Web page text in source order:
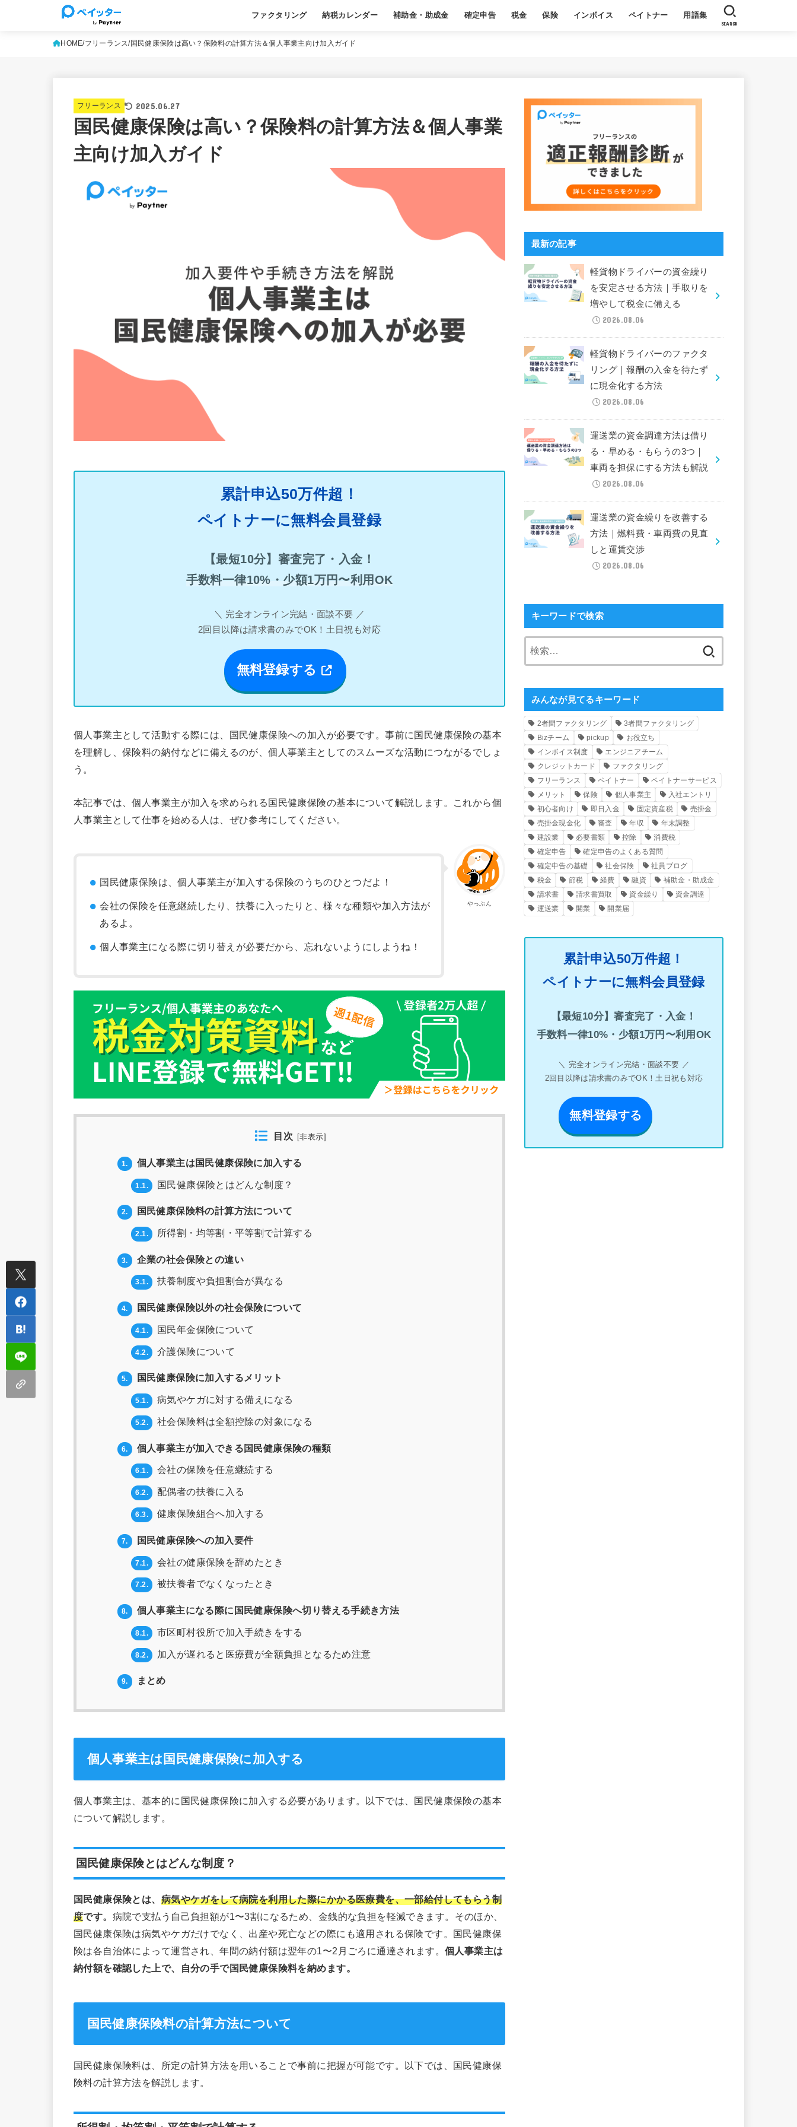
ファクタリング
基本
よくある質問
納税カレンダー 補助金・助成金 確定申告 税金 保険 インボイス ペイトナー 用語集
SEARCH
HOME フリーランス 国民健康保険は高い？保険料の計算方法＆個人事業主向け加入ガイド
フリーランス 2025.06.27
国民健康保険は高い？保険料の計算方法＆個人事業
主向け加入ガイド
累計申込50万件超！
ペイトナーに無料会員登録
【最短10分】審査完了・入金！
手数料一律10%・少額1万円〜利用OK
＼ 完全オンライン完結・面談不要 ／
2回目以降は請求書のみでOK！土日祝も対応
無料登録する
個人事業主として活動する際には、国民健康保険への加入が必要です。事前に国民健康保険の基本
を理解し、保険料の納付などに備えるのが、個人事業主としてのスムーズな活動につながるでしょ
う。
本記事では、個人事業主が加入を求められる国民健康保険の基本について解説します。これから個
人事業主として仕事を始める人は、ぜひ参考にしてください。
やっぷん
国民健康保険は、個人事業主が加入する保険のうちのひとつだよ！
会社の保険を任意継続したり、扶養に入ったりと、様々な種類や加入方法が
あるよ。
個人事業主になる際に切り替えが必要だから、忘れないようにしようね！
目次 [非表示
1. 個人事業主は国民健康保険に加入する
1.1. 国民健康保険とはどんな制度？
2. 国民健康保険料の計算方法について
2.1. 所得割・均等割・平等割で計算する
3. 企業の社会保険との違い
3.1. 扶養制度や負担割合が異なる
4. 国民健康保険以外の社会保険について
4.1. 国民年金保険について
4.2. 介護保険について
5. 国民健康保険に加入するメリット
5.1. 病気やケガに対する備えになる
5.2. 社会保険料は全額控除の対象になる
6. 個人事業主が加入できる国民健康保険の種類
6.1. 会社の保険を任意継続する
6.2. 配偶者の扶養に入る
6.3. 健康保険組合へ加入する
7. 国民健康保険への加入要件
7.1. 会社の健康保険を辞めたとき
7.2. 被扶養者でなくなったとき
8. 個人事業主になる際に国民健康保険へ切り替える手続き方法
8.1. 市区町村役所で加入手続きをする
8.2. 加入が遅れると医療費が全額負担となるため注意
9. まとめ
個人事業主は国民健康保険に加入する
個人事業主は、基本的に国民健康保険に加入する必要があります。以下では、国民健康保険の基本
について解説します。
国民健康保険とはどんな制度？
国民健康保険とは、 病気やケガをして病院を利用した際にかかる医療費を、一部給付してもらう制
度です。 病院で支払う自己負担額が1〜3割になるため、金銭的な負担を軽減できます。そのほか、
国民健康保険は病気やケガだけでなく、出産や死亡などの際にも適用される保険です。国民健康保
険は各自治体によって運営され、年間の納付額は翌年の1〜2月ごろに通達されます。個人事業主は
納付額を確認した上で、自分の手で国民健康保険料を納めます。
国民健康保険料の計算方法について
国民健康保険料は、所定の計算方法を用いることで事前に把握が可能です。以下では、国民健康保
険料の計算方法を解説します。
最新の記事
軽貨物ドライバーの資金繰り
を安定させる方法｜手取りを
増やして税金に備える
2026.08.06
軽貨物ドライバーのファクタ
リング｜報酬の入金を待たず
に現金化する方法
2026.08.06
運送業の資金調達方法は借り
る・早める・もらうの3つ｜
車両を担保にする方法も解説
2026.08.06
運送業の資金繰りを改善する
方法｜燃料費・車両費の見直
しと運賃交渉
2026.08.06
キーワードで検索
みんなが見てるキーワード
2者間ファクタリング
3者間ファクタリング
Bizチーム
pickup
お役立ち
インボイス制度
エンジニアチーム
クレジットカード
ファクタリング
フリーランス
ペイトナー
ペイトナーサービス
メリット
保険 個人事業主
入社エントリ
初心者向け
即日入金 固定資産税
売掛金
売掛金現金化
審査 年収
年末調整
建設業
必要書類 控除
消費税
確定申告
確定申告のよくある質問
確定申告の基礎
社会保険
社員ブログ
税金
節税 経費 融資
補助金・助成金
請求書
請求書買取 資金繰り
資金調達
運送業
開業 開業届
累計申込50万件超！
ペイトナーに無料会員登録
【最短10分】審査完了・入金！
手数料一律10%・少額1万円〜利用OK
＼ 完全オンライン完結・面談不要 ／
2回目以降は請求書のみでOK！土日祝も対応
無料登録する